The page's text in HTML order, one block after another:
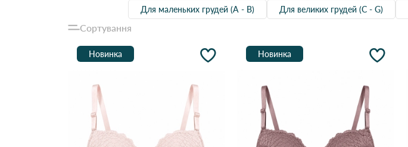
Для маленьких грудей (А - В)
Для великих грудей (С - G)
Сортування
Новинка Новинка